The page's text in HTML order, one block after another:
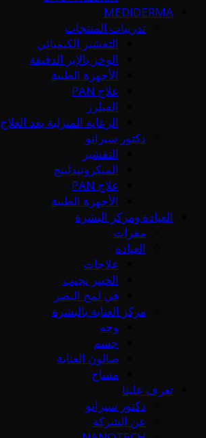
MEDIDERMA
تدريبات المنتجات
التقشير الكيميائي
الوخز بالإبر الدقيقة
الأجهزة الطبية
علاج PAN
الفيلرز
الرعاية المنزلية بعد العلاج
دكتور سيرانو
التقشير
الميكرونيدلينج
علاج PAN
الأجهزة الطبية
العيادة ومركز البشرة
مقرات
العيادة
علاجات
الخبير يجيب
في لمح البصر
مركز العناية بالبشرة
وجه
جسم
صالون العناية
مساج
تعرف علينا
دكتور سيرانو
عن الشركة